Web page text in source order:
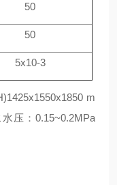
50
50
5x10-3
m
压：0.15~0.2MPa